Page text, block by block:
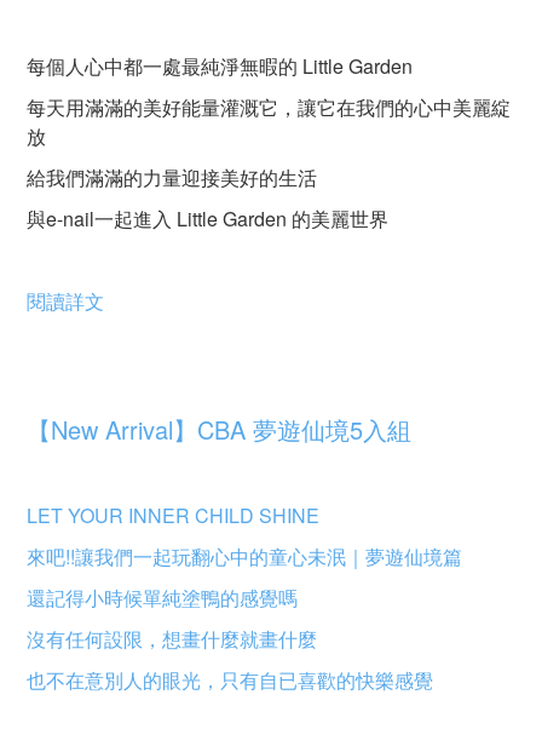
每個人心中都一處最純淨無暇的 Little Garden
每天用滿滿的美好能量灌溉它，讓它在我們的心中美麗綻
放
給我們滿滿的力量迎接美好的生活
與e-nail一起進入 Little Garden 的美麗世界
閱讀詳文
【New Arrival】CBA 夢遊仙境5入組
LET YOUR INNER CHILD SHINE
來吧!!讓我們一起玩翻心中的童心未泯｜夢遊仙境篇
還記得小時候單純塗鴨的感覺嗎
沒有任何設限，想畫什麼就畫什麼
也不在意別人的眼光，只有自已喜歡的快樂感覺